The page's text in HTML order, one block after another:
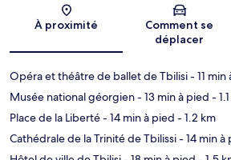
Carte
À proximité
Comment se
déplacer
Opéra et théâtre de ballet de Tbilisi- 11 min
Musée national géorgien- 13 min à pied -
Place de la Liberté- 14 min à pied - 1.2 km
Cathédrale de la Trinité de Tbilissi- 14 min à